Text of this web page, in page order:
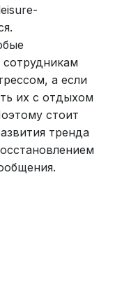
а если
их с отдыхом
стоит
тренда